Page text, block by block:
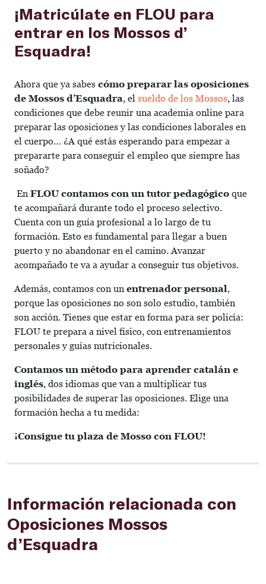
¡Matricúlate en FLOU para
entrar en los Mossos d’
Esquadra!
Ahora que ya sabes cómo preparar las oposiciones
de Mossos d’Esquadra, el sueldo de los Mossos, las
condiciones que debe reunir una academia online para
preparar las oposiciones y las condiciones laborales en
el cuerpo… ¿A qué estás esperando para empezar a
prepararte para conseguir el empleo que siempre has
soñado?
En FLOU contamos con un tutor pedagógico que
te acompañará durante todo el proceso selectivo.
Cuenta con un guía profesional a lo largo de tu
formación. Esto es fundamental para llegar a buen
puerto y no abandonar en el camino. Avanzar
acompañado te va a ayudar a conseguir tus objetivos.
Además, contamos con un entrenador personal,
porque las oposiciones no son solo estudio, también
son acción. Tienes que estar en forma para ser policía:
FLOU te prepara a nivel físico, con entrenamientos
personales y guías nutricionales.
Contamos un método para aprender catalán e
inglés, dos idiomas que van a multiplicar tus
posibilidades de superar las oposiciones. Elige una
formación hecha a tu medida:
¡Consigue tu plaza de Mosso con FLOU!
Información relacionada con
Oposiciones Mossos
d’Esquadra